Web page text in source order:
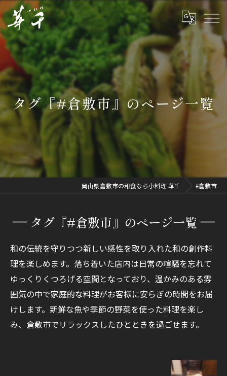
タグ『#倉敷市』のページ一覧
岡山県倉敷市の和食なら小料理 華千 #倉敷市
タグ『#倉敷市』のページ一覧
和の伝統を守りつつ新しい感性を取り入れた和の創作料
理を楽しめます。落ち着いた店内は日常の喧騒を忘れて
ゆっくりくつろげる空間となっており、温かみのある雰
囲気の中で家庭的な料理がお客様に安らぎの時間をお届
けします。新鮮な魚や季節の野菜を使った料理を楽し
み、倉敷市でリラックスしたひとときを過ごせます。